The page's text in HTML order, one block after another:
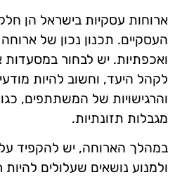
ארוחות עסקיות בישראל הן
העסקיים. תכנון נכון של
ואכפתיות. יש לבחור במסעדות
לקהל היעד, וחשוב להיות
והרגישויות של המשתתפים,
מגבלות תזונתיות.
במהלך הארוחה, יש להקפיד
ולמנוע נושאים שעלולים להיות